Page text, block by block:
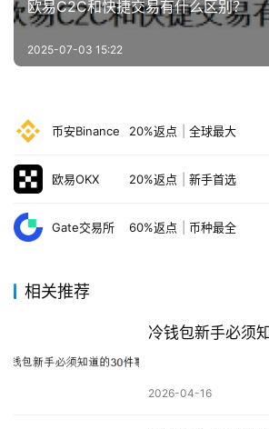
欧易C2C和快捷交易有什么区别？
2025-07-03 15:22
币安Binance 20%返点 全球最大
欧易OKX 20%返点 新手首选
Gate交易所 60%返点 币种最全
相关推荐
冷钱包新手必须
2026-04-16